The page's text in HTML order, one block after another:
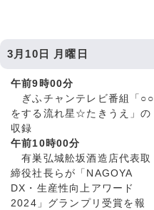
3月10日 月曜日
午前9時00分
ぎふチャンテレビ番組「○○
をする流れ星☆たきうえ」の
収録
午前10時00分
有巣弘城舩坂酒造店代表取
締役社長らが「NAGOYA
DX・生産性向上アワード
2024」グランプリ受賞を報